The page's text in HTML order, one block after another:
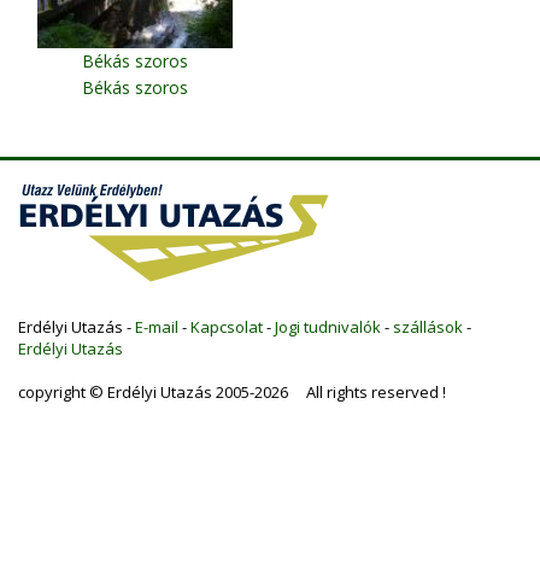
Békás szoros
Békás szoros
Erdélyi Utazás -E-mail -Kapcsolat-Jogi tudnivalók - szállások -
Erdélyi Utazás
copyright © Erdélyi Utazás 2005-2026 All rights reserved !